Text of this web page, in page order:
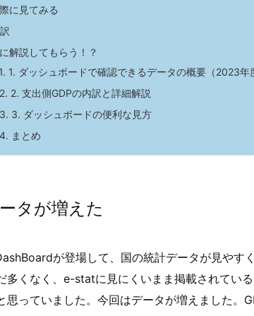
に見てみる
解説してもらう！？
1. ダッシュボードで確認できるデータの概要（2023年
2. 支出側GDPの内訳と詳細解説
3. ダッシュボードの便利な見方
まとめ
タが増えた
が登場して、国の統計データが見やす
多くなく、e-statに見にくいまま掲載されてい
思っていました。今回はデータが増えました。